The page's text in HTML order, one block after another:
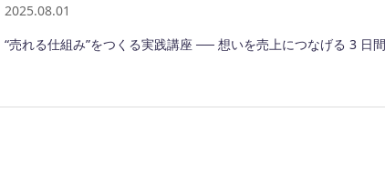
2025.08.01
“売れる仕組み”をつくる実践講座 ── 想いを売上につなげる 3 日間